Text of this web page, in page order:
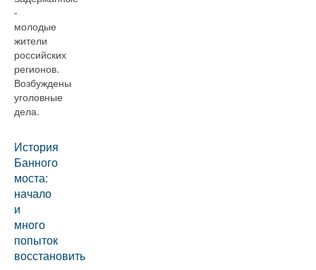
-
молодые
жители
российских
регионов.
Возбуждены
уголовные
дела.
История
Банного
моста:
начало
и
много
попыток
восстановить